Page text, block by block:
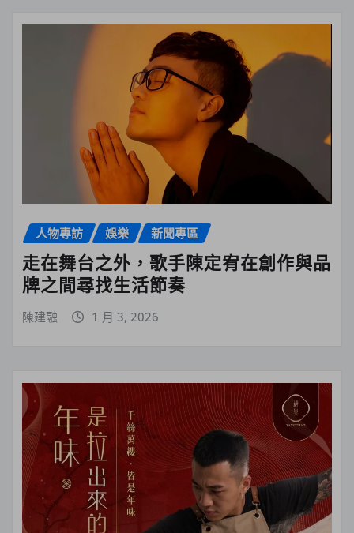
人物專訪 娛樂 新聞專區
走在舞台之外，歌手陳定宥在創作與品
牌之間尋找生活節奏
陳建融 1 月 3, 2026